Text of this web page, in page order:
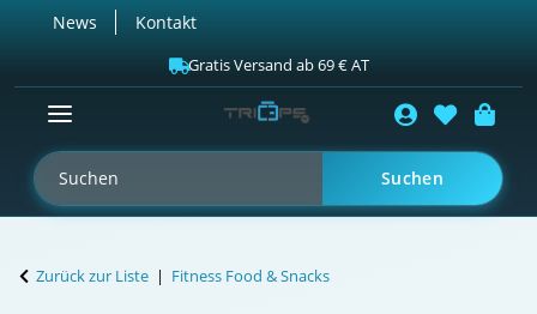
News Kontakt
Gratis Versand ab 69 € AT
Suchen
Zurück zur Liste Fitness Food & Snacks